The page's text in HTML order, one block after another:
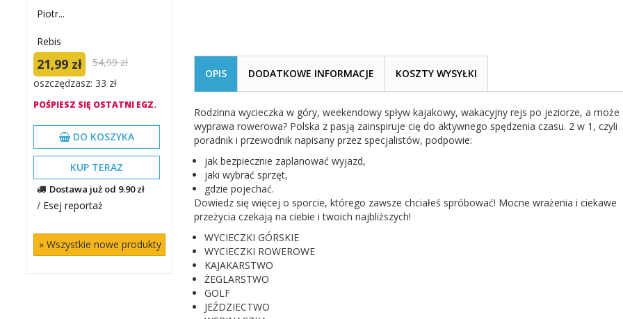
Piotr...
Rebis
21,99 zł
54,99 zł
oszczędzasz: 33 zł
POŚPIESZ SIĘ OSTATNI EGZ.
DO KOSZYKA
KUP TERAZ
Dostawa już od 9.90 zł
/ Esej reportaż
» Wszystkie nowe produkty
OPIS DODATKOWE INFORMACJE KOSZTY WYSYŁKI
Rodzinna wycieczka w góry, weekendowy spływ kajakowy, wakacyjny rejs po jeziorze, a może
wyprawa rowerowa? Polska z pasją zainspiruje cię do aktywnego spędzenia czasu. 2 w 1, czyli
poradnik i przewodnik napisany przez specjalistów, podpowie:
jak bezpiecznie zaplanować wyjazd,
jaki wybrać sprzęt,
gdzie pojechać.
Dowiedz się więcej o sporcie, którego zawsze chciałeś spróbować! Mocne wrażenia i ciekawe
przeżycia czekają na ciebie i twoich najbliższych!
WYCIECZKI GÓRSKIE
WYCIECZKI ROWEROWE
KAJAKARSTWO
ŻEGLARSTWO
GOLF
JEŹDZIECTWO